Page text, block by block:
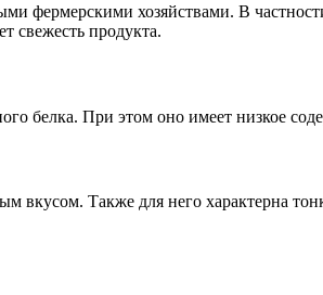
фермерскими хозяйствами. В
свежесть продукта.
белка. При этом оно имеет низкое
вкусом. Также для него характерна